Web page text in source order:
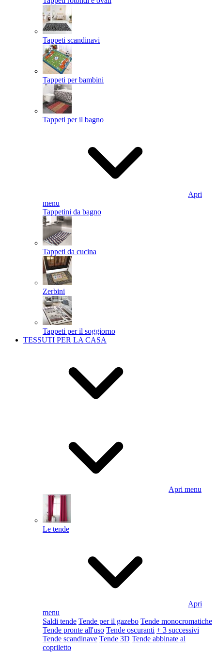
Tappeti scandinavi
Tappeti per bambini
Tappeti per il bagno
Apri
menu
Tappetini da bagno
Tappeti da cucina
Zerbini
Tappeti per il soggiorno
TESSUTI PER LA CASA
Apri menu
Le tende
Apri
menu
Saldi tende Tende per il gazebo Tende monocromatiche
Tende pronte all'uso Tende oscuranti + 3 successivi
Tende scandinave Tende 3D Tende abbinate al
copriletto